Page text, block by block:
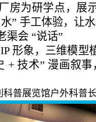
房为研学点，展
” 手工体验，让
渠会 “说话”
形象，三维模型
+ 技术” 漫画叙
科普展览馆户外科普